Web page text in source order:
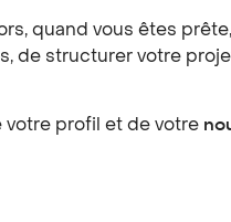
quand vous êtes
structurer votre
votre profil et de votre